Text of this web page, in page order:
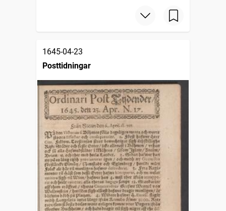
1645-04-23
Posttidningar